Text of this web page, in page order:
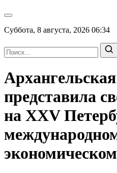
Суббота, 8 августа, 2026 06:34
представила
на XXV